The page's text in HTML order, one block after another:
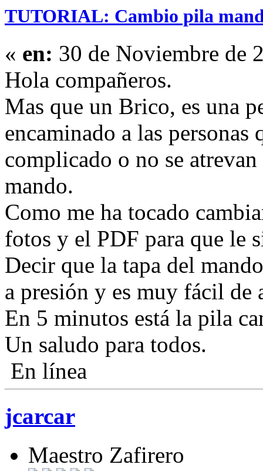
TUTORIAL: Cambio pila
« en: 30 de Noviembre de
Hola compañeros.
Mas que un Brico, es una
encaminado a las personas
complicado o no se
mando.
Como me ha tocado
fotos y el PDF para que le
Decir que la tapa del
a presión y es muy fácil de
En 5 minutos está la pila
Un saludo para todos.
En línea
jcarcar
Maestro Zafirero